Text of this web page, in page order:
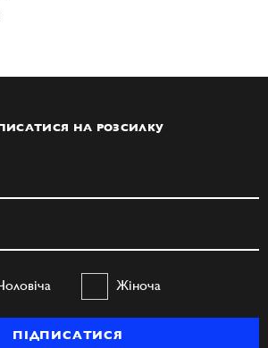
НА РОЗСИЛКУ
Жіноча
ПІДПИСАТИСЯ